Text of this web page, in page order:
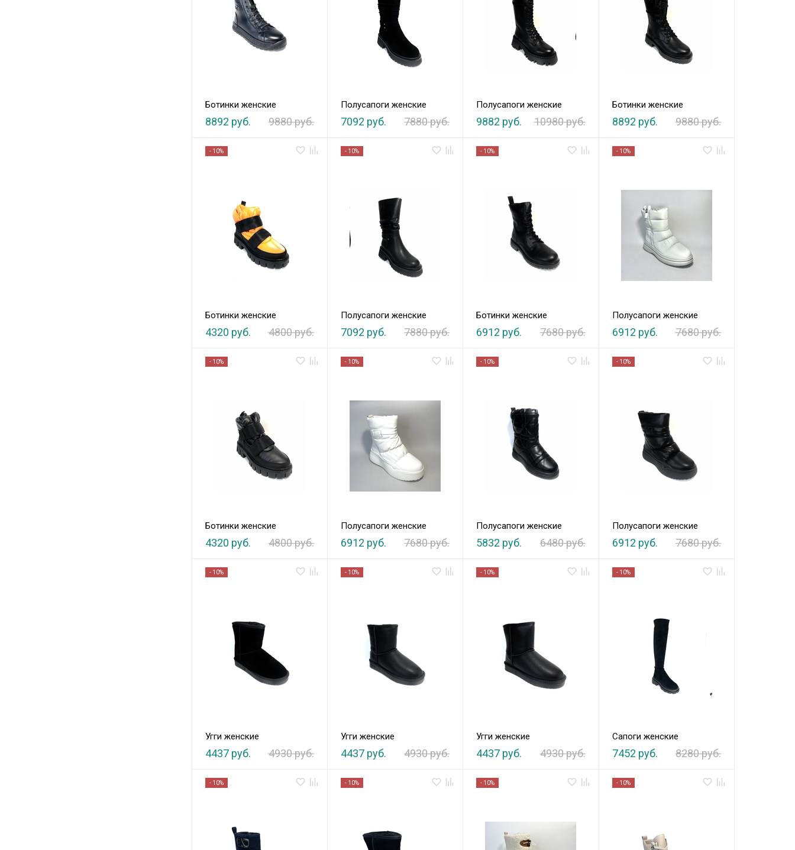
Ботинки женские
8892 руб. 9880 руб.
Полусапоги женские
7092 руб. 7880 руб.
Полусапоги женские
9882 руб. 10980 руб.
Ботинки женские
8892 руб. 9880 руб.
- 10%
Ботинки женские
4320 руб. 4800 руб.
- 10%
Полусапоги женские
7092 руб. 7880 руб.
- 10%
Ботинки женские
6912 руб. 7680 руб.
- 10%
Полусапоги женские
6912 руб. 7680 руб.
- 10%
Ботинки женские
4320 руб. 4800 руб.
- 10%
Полусапоги женские
6912 руб. 7680 руб.
- 10%
Полусапоги женские
5832 руб. 6480 руб.
- 10%
Полусапоги женские
6912 руб. 7680 руб.
- 10%
Угги женские
4437 руб. 4930 руб.
- 10%
Угги женские
4437 руб. 4930 руб.
- 10%
Угги женские
4437 руб. 4930 руб.
- 10%
Сапоги женские
7452 руб. 8280 руб.
- 10% - 10% - 10% - 10%